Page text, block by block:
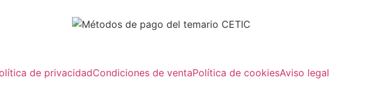
de privacidadCondiciones de ventaPolítica de cookiesAviso legal